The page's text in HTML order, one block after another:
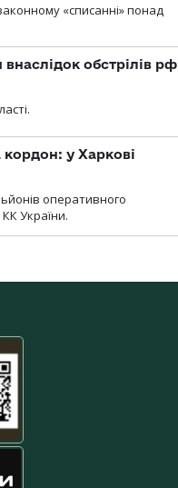
«списанні» понад
обстрілів рф
кордон: у Харкові
оперативного
України.